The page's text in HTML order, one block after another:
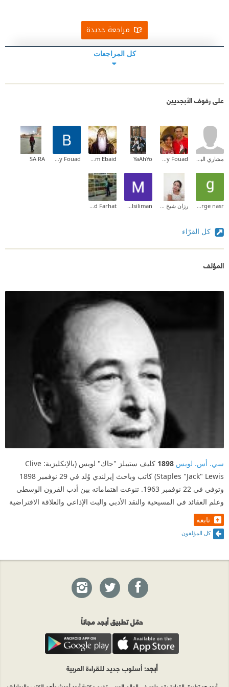
مراجعة جديدة
كل المراجعات
على رفوف الأبجديين
YaAhYo
SA RA
كل القرّاء
المؤلف
سي. أس. لويس 1898
كليف ستيبلز "جاك" لويس (بالإنكليزية: Clive
Staples "Jack" Lewis) كاتب وباحث إيرلندي وُلد في 29 نوفمبر 1898
وتوفي في 22 نوفمبر 1963. تنوعت اهتماماته بين أدب القرون الوسطى
وعلم العقائد في المسيحية والنقد الأدبي والبث الإذاعي والعلاقة الافتراضية
تابعه
كل المؤلفون
حمّل تطبيق أبجد مجاناً
أبجد: أسلوب جديد للقراءة العربية